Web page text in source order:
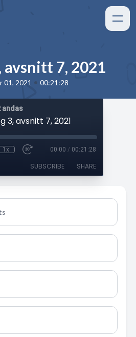
avsnitt 7, 2021
01, 2021 • 00:21:28
andas
3, avsnitt 7, 2021
1x 00:00 / 00:21:28
SUBSCRIBE SHARE